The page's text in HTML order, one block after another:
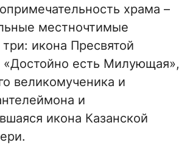
храма –
местночтимые
икона Пресвятой
«Достойно есть Милующая»,
великомученика и
и
икона Казанской